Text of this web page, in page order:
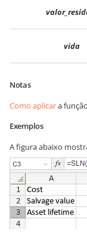
vida
Notas
Como aplicara função
Exemplos
A figura abaixo